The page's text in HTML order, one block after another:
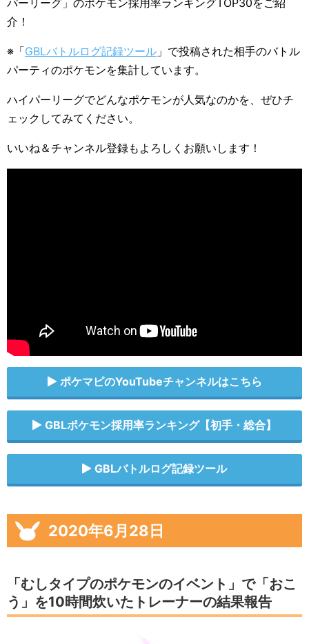
パーリーグ」のポケモン採用率ランキングTOP30をご紹
介！
※「GBLバトルログ記録ツール 」で投稿された相手のバトル
パーティのポケモンを集計しています。
ハイパーリーグでどんなポケモンが人気なのかを、ぜひチ
ェックしてみてください。
いいね＆チャンネル登録もよろしくお願いします！
ポケマピのYouTubeチャンネルはこちら
GBLポケモン採用率ランキング【初手・総合】
GBLバトルログ記録ツール
2020年6月28日
「むしタイプのポケモンのイベント」で「おこ
う」を10時間炊いたトレーナーの結果報告